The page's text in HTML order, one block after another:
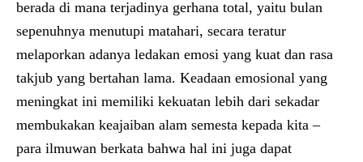
berada di mana terjadinya gerhana total, yaitu bulan
sepenuhnya menutupi matahari, secara teratur
melaporkan adanya ledakan emosi yang kuat dan rasa
takjub yang bertahan lama. Keadaan emosional yang
meningkat ini memiliki kekuatan lebih dari sekadar
membukakan keajaiban alam semesta kepada kita –
para ilmuwan berkata bahwa hal ini juga dapat